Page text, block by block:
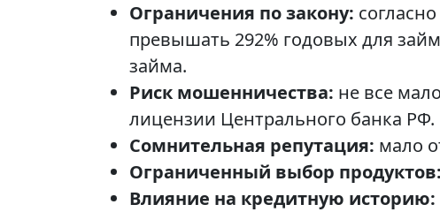
Ограничения по закону:
превышать 292% годовых для
займа.
Риск мошенничества: не все
лицензии Центрального банка РФ.
Сомнительная репутация: мало
Ограниченный выбор продуктов:
Влияние на кредитную историю: